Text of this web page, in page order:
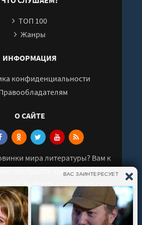
ТОП 100
Жанры
ИНФОРМАЦИЯ
конфиденциальности
О САЙТЕ
мира литературы? Вам к
послушать как новые так и
Выбрать и поделиться с
лучшими аудиокнигами!